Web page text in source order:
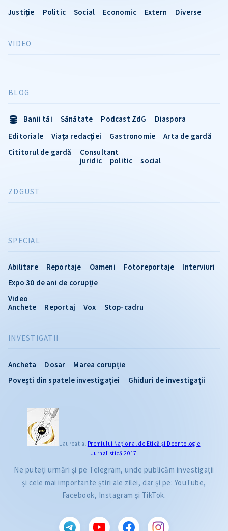
Justiție Politic Social Economic Extern Diverse
INVESTIGATII
Ancheta Dosar
Marea corupție
Povești din spatele investigației
Ghiduri de investigații
VIDEO
SPECIAL
Abilitare Reportaje Oameni Fotoreportaje
Interviuri
Expo 30 de ani de corupție
Video
Anchete
Reportaj Vox Stop-cadru
BLOG
Banii tăi Sănătate Podcast ZdG
Diaspora
Editoriale
Viața redacției Gastronomie
Arta de gardă
Cititorul de gardă
Consultant
juridic
politic social
ZDGUST
Laureat al Premiului Naţional de Etică și Deontologie
Jurnalistică 2017
Ne puteți urmări și pe Telegram, unde publicăm investigații
și cele mai importante știri ale zilei, dar și pe: YouTube,
Facebook, Instagram și TikTok.